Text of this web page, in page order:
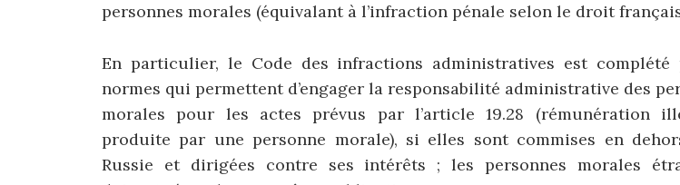
personnes morales (équivalant à l’infraction pénale selon le droit
En particulier, le Code des infractions administratives est complété
normes qui permettent d’engager la responsabilité administrative des
morales pour les actes prévus par l’article 19.28 (rémunération
produite par une personne morale), si elles sont commises en
Russie et dirigées contre ses intérêts ; les personnes morales